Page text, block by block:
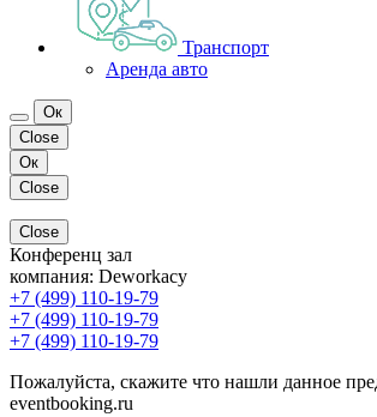
Транспорт
Аренда авто
Ок
Close
Ок
Close
Close
Конференц зал
компания: Deworkacy
+7 (499) 110-19-79
+7 (499) 110-19-79
+7 (499) 110-19-79
Пожалуйста, скажите что нашли данное
eventbooking.ru